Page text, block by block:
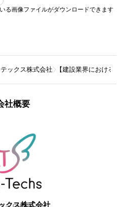
る画像ファイルがダウンロードできます
テックス株式会社 【建設業界における
社概要
クス株式会社